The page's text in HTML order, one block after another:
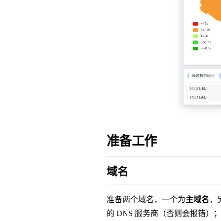
准备工作
域名
准备两个域名，一个为主域名，
的 DNS 服务商（否则会报错）；